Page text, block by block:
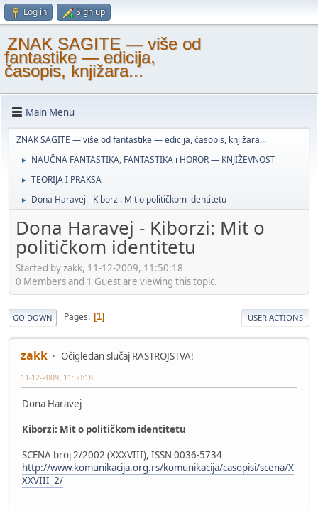
Log in Sign up
ZNAK SAGITE — više od
fantastike — edicija,
časopis, knjižara...
Main Menu
ZNAK SAGITE — više od fantastike — edicija, časopis, knjižara...
► NAUČNA FANTASTIKA, FANTASTIKA i HOROR — KNJIŽEVNOST
► TEORIJA I PRAKSA
► Dona Haravej - Kiborzi: Mit o političkom identitetu
Dona Haravej - Kiborzi: Mit o
političkom identitetu
Started by zakk, 11-12-2009, 11:50:18
0 Members and 1 Guest are viewing this topic.
GO DOWN Pages 1 USER ACTIONS
zakk Očigledan slučaj RASTROJSTVA!
11-12-2009, 11:50:18
Dona Haravej
Kiborzi: Mit o političkom identitetu
SCENA broj 2/2002 (XXXVIII), ISSN 0036-5734
http://www.komunikacija.org.rs/komunikacija/casopisi/scena/X
XXVIII_2/